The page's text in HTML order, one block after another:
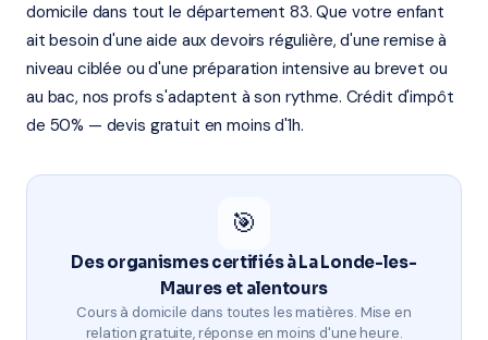
domicile dans tout le département 83. Que votre enfant
ait besoin d'une aide aux devoirs régulière, d'une remise à
niveau ciblée ou d'une préparation intensive au brevet ou
au bac, nos profs s'adaptent à son rythme. Crédit d'impôt
de 50% — devis gratuit en moins d'1h.
🎯
Des organismes certifiés à La Londe-les-
Maures et alentours
Cours à domicile dans toutes les matières. Mise en
relation gratuite, réponse en moins d'une heure.